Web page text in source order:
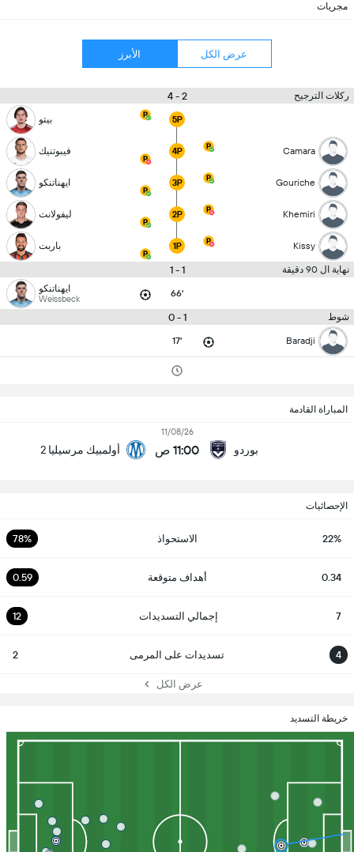
مجريات
عرض الكل الأبرز
ركلات الترجيح 2 - 4
5P بيتو
Camara
4P فيبوتنيك
Gouriche
3P ايهناتنكو
Khemiri
2P ليفولانت
Kissy
1P باربت
نهاية ال 90 دقيقة 1 - 1
66' ايهناتنكو
Weissbeck
شوط 1 - 0
Baradji
17'
المباراة القادمة
بوردو
11/08/26
11:00 ص أولمبيك مرسيليا 2
الإحصائيات
22% الاستحواذ 78%
0.34 أهداف متوقعة 0.59
7 إجمالي التسديدات 12
4 تسديدات على المرمى 2
عرض الكل
خريطة التسديد